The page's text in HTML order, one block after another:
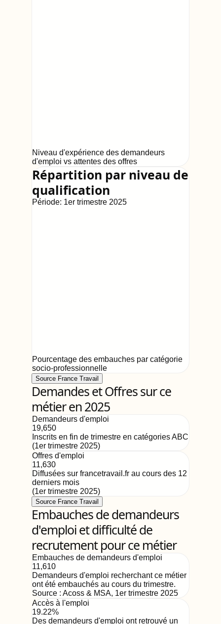
Niveau d'expérience des demandeurs
d'emploi vs attentes des offres
Répartition par niveau de
qualification
Période: 1er trimestre 2025
Pourcentage des embauches par catégorie
socio-professionnelle
Source France Travail
Demandes et Offres sur ce
métier en 2025
Demandeurs d'emploi
19,650
Inscrits en fin de trimestre en catégories ABC
(1er trimestre 2025)
Offres d'emploi
11,630
Diffusées sur francetravail.fr au cours des 12
derniers mois
(1er trimestre 2025)
Source France Travail
Embauches de demandeurs
d'emploi et difficulté de
recrutement pour ce métier
Embauches de demandeurs d'emploi
11,610
Demandeurs d'emploi recherchant ce métier
ont été embauchés au cours du trimestre.
Source : Acoss & MSA, 1er trimestre 2025
Accès à l'emploi
19.22%
Des demandeurs d'emploi ont retrouvé un